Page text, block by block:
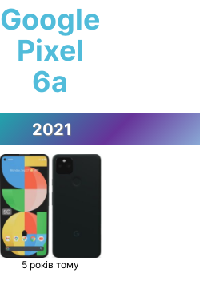
Google
Pixel
6a
2021
5 років тому